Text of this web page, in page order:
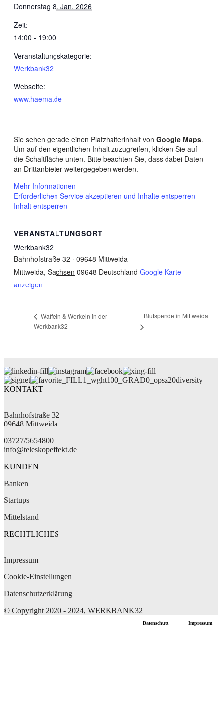
Datenschutz Impressum
Donnerstag 8. Jan. 2026
Zeit:
14:00 - 19:00
Veranstaltungskategorie:
Werkbank32
Webseite:
www.haema.de
VERANSTALTUNGSORT
Werkbank32
Bahnhofstraße 32 · 09648 Mittweida
Mittweida, Sachsen 09648 Deutschland Google Karte
anzeigen
Sie sehen gerade einen Platzhalterinhalt von Google Maps.
Um auf den eigentlichen Inhalt zuzugreifen, klicken Sie auf
die Schaltfläche unten. Bitte beachten Sie, dass dabei Daten
an Drittanbieter weitergegeben werden.
Mehr Informationen
Erforderlichen Service akzeptieren und Inhalte entsperren
Inhalt entsperren
Waffeln & Werkeln in der
Werkbank32
Blutspende in Mittweida
diversity
KONTAKT
Bahnhofstraße 32
09648 Mittweida
03727/5654800
info@teleskopeffekt.de
KUNDEN
Banken
Startups
Mittelstand
RECHTLICHES
Impressum
Cookie-Einstellungen
Datenschutzerklärung
© Copyright 2020 - 2024, WERKBANK32